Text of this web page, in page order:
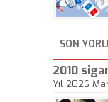
SON
2010
Yıl 2026